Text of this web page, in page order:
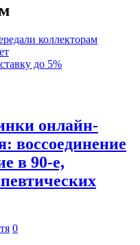
коллекторам
до 5%
онлайн-
воссоединение
в 90-е,
0